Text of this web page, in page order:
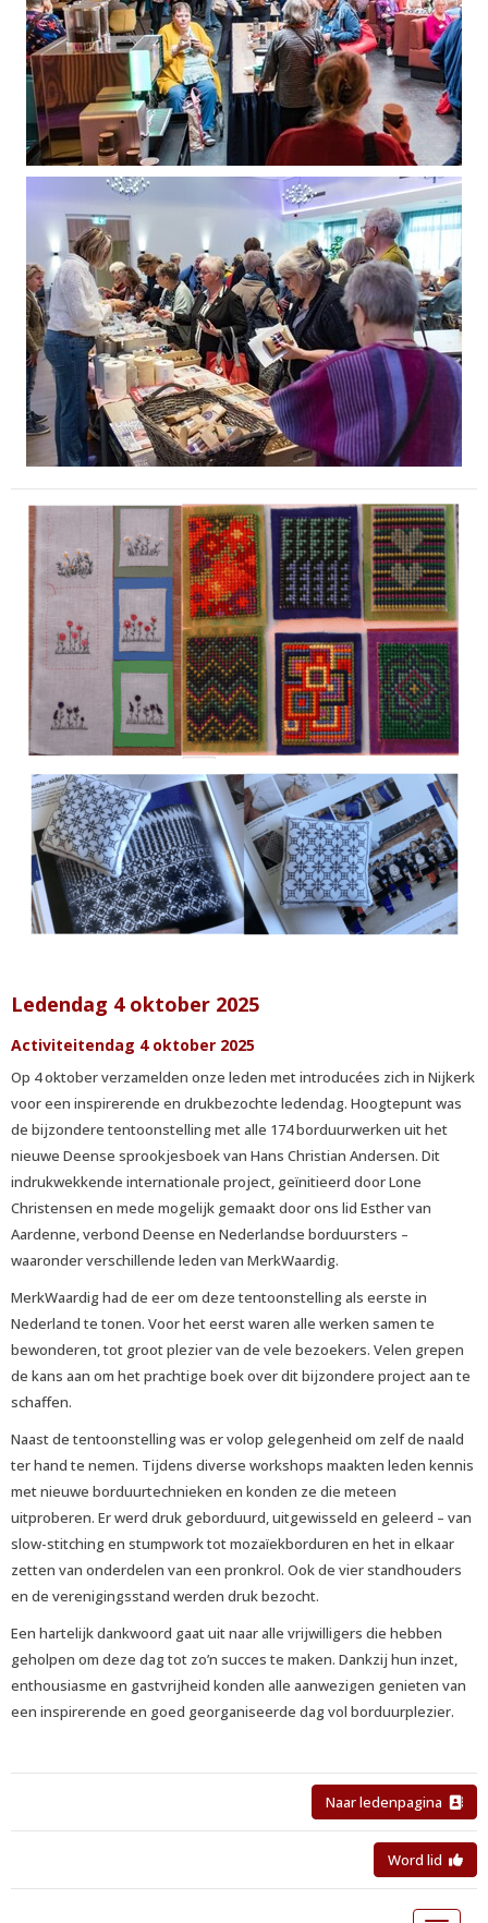
Ledendag 4 oktober 2025
Activiteitendag 4 oktober 2025
Op 4 oktober verzamelden onze leden met introducées zich in Nijkerk
voor een inspirerende en drukbezochte ledendag. Hoogtepunt was
de bijzondere tentoonstelling met alle 174 borduurwerken uit het
nieuwe Deense sprookjesboek van Hans Christian Andersen. Dit
indrukwekkende internationale project, geïnitieerd door Lone
Christensen en mede mogelijk gemaakt door ons lid Esther van
Aardenne, verbond Deense en Nederlandse borduursters –
waaronder verschillende leden van MerkWaardig.
MerkWaardig had de eer om deze tentoonstelling als eerste in
Nederland te tonen. Voor het eerst waren alle werken samen te
bewonderen, tot groot plezier van de vele bezoekers. Velen grepen
de kans aan om het prachtige boek over dit bijzondere project aan te
schaffen.
Naast de tentoonstelling was er volop gelegenheid om zelf de naald
ter hand te nemen. Tijdens diverse workshops maakten leden kennis
met nieuwe borduurtechnieken en konden ze die meteen
uitproberen. Er werd druk geborduurd, uitgewisseld en geleerd – van
slow-stitching en stumpwork tot mozaïekborduren en het in elkaar
zetten van onderdelen van een pronkrol. Ook de vier standhouders
en de verenigingsstand werden druk bezocht.
Een hartelijk dankwoord gaat uit naar alle vrijwilligers die hebben
geholpen om deze dag tot zo’n succes te maken. Dankzij hun inzet,
enthousiasme en gastvrijheid konden alle aanwezigen genieten van
een inspirerende en goed georganiseerde dag vol borduurplezier.
Naar ledenpagina
Word lid